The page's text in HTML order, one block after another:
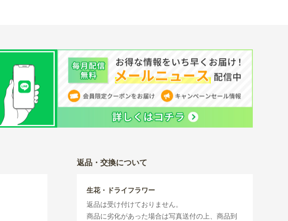
返品・交換について
生花・ドライフラワー
返品は受け付けておりません。
商品に劣化があった場合は写真送付の上、商品到